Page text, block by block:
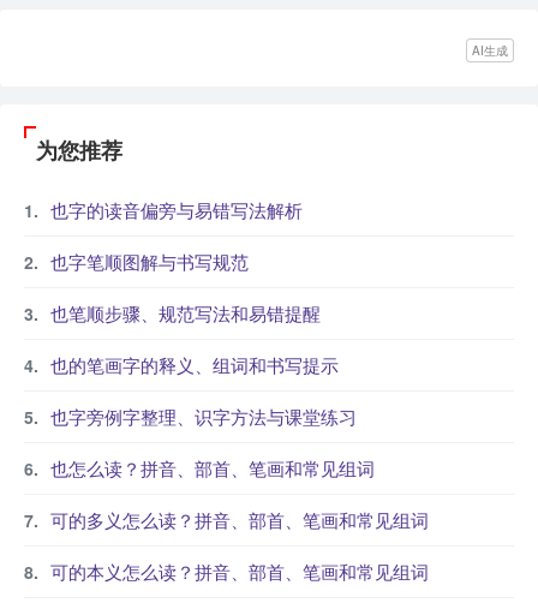
AI生成
为您推荐
也字的读音偏旁与易错写法解析
也字笔顺图解与书写规范
也笔顺步骤、规范写法和易错提醒
也的笔画字的释义、组词和书写提示
也字旁例字整理、识字方法与课堂练习
也怎么读？拼音、部首、笔画和常见组词
可的多义怎么读？拼音、部首、笔画和常见组词
可的本义怎么读？拼音、部首、笔画和常见组词